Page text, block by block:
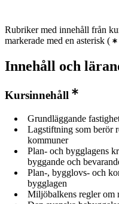
Rubriker med innehåll från
markerade med en asterisk (
Innehåll och
Kursinnehåll
Grundläggande
Lagstiftning som berör
kommuner
Plan- och bygglagens
byggande och
Plan-, bygglovs- och
bygglagen
Miljöbalkens regler om